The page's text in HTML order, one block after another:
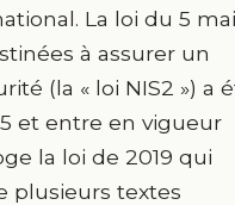
La loi du 5 mai
à assurer un
(la « loi NIS2 ») a
et entre en vigueur
la loi de 2019 qui
plusieurs textes